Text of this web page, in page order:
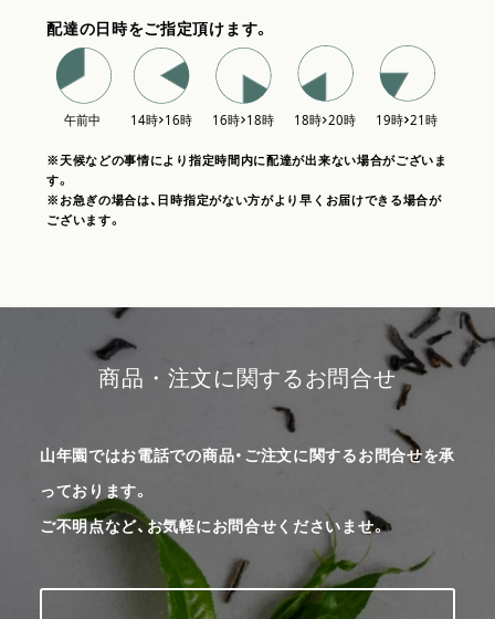
配達の日時をご指定頂けます。
※天候などの事情により指定時間内に配達が出来ない場合がございま
す。
※お急ぎの場合は、日時指定がない方がより早くお届けできる場合が
ございます。
商品・注文に関するお問合せ
山年園ではお電話での商品・ご注文に関するお問合せを承
っております。
ご不明点など、お気軽にお問合せくださいませ。